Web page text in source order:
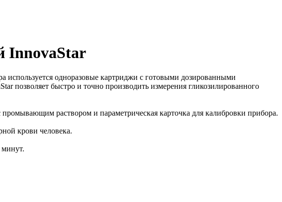
InnovaStar
используется одноразовые картриджи с готовыми дозированными
позволяет быстро и точно производить измерения гликозилированного
раствором и параметрическая карточка для калибровки прибора.
крови человека.